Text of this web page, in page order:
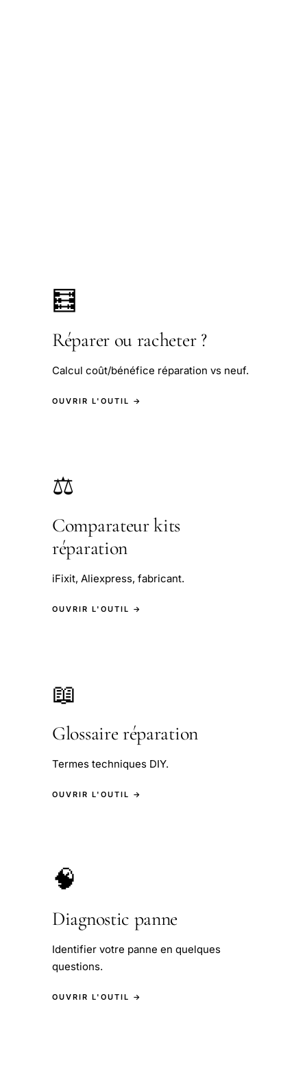
🧮
Réparer ou racheter ?
Calcul coût/bénéfice réparation vs neuf.
OUVRIR L'OUTIL →
⚖️
Comparateur kits
réparation
iFixit, Aliexpress, fabricant.
OUVRIR L'OUTIL →
📖
Glossaire réparation
Termes techniques DIY.
OUVRIR L'OUTIL →
🧠
Diagnostic panne
Identifier votre panne en quelques
questions.
OUVRIR L'OUTIL →